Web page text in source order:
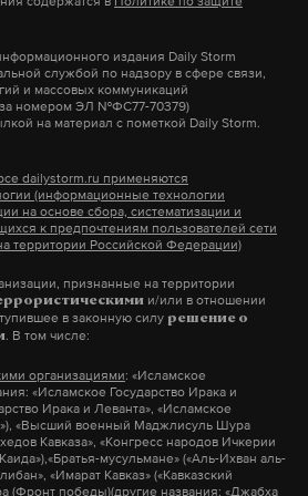
направлении.
— в опасности, была
стало известно, что мать
детей, которые попадают
секты, заставляют
фильмов для взрослых, а
в действиях
Сообщается также, что
мог подвергаться в секте
Следственный комитет.
премьером Дмитрием
ежегодно от одного до 2,7
Махову сыграть летом 2015
замке «Шато Дитер»,
берегу Франции
Тропе и Монако. В материале
что на торжество приехало
которых развлекала
Ricchi e Poveri.
проживание всех
отелях неподалеку.
издания Daily Storm
службой по надзору в сфере связи,
и массовых коммуникаций
за номером ЭЛ №ФС77-70379)
на материал с пометкой Daily Storm.
dailystorm.ru применяются
(информационные технологии
на основе сбора, систематизации и
к предпочтениям пользователей сети
территории Российской Федерации)
признанные на территории
и/или в отношении
в законную силу решение о
. В том числе:
организациями: «Исламское
«Исламское Государство Ирака и
Ирака и Леванта», «Исламское
«Высший военный Маджлисуль Шура
Кавказа», «Конгресс народов Ичкерии
мусульмане» («Аль-Ихван аль-
«Имарат Кавказ» («Кавказский
(Фронт победы)(другие названия: «Джабха